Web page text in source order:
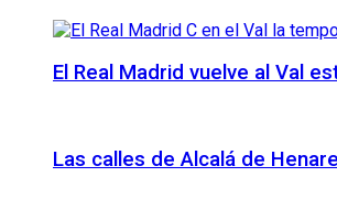
El Real Madrid vuelve al Val
Las calles de Alcalá de